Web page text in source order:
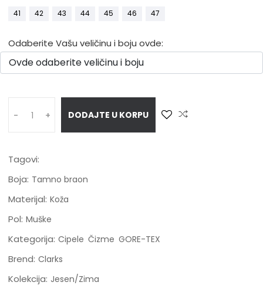
41 42 43 44 45 46 47
Odaberite Vašu veličinu i boju ovde:
- + DODAJTE U KORPU
Tagovi:
Boja: Tamno braon
Materijal: Koža
Pol: Muške
Kategorija: Cipele Čizme GORE-TEX
Brend: Clarks
Kolekcija: Jesen/Zima